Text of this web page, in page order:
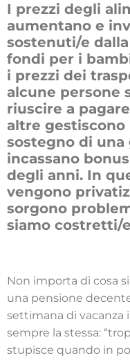
I prezzi degli
aumentano e
sostenuti/e
fondi per i
i prezzi dei
alcune persone
riuscire a
altre gestiscono
sostegno di una
incassano
degli anni. In
vengono
sorgono
siamo costretti/
Non importa di cosa
una pensione
settimana di vacanza
sempre la stessa:
stupisce quando in